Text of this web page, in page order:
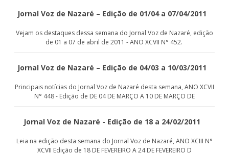
Jornal Voz de Nazaré – Edição de 01/04 a 07/04/2011
Vejam os destaques dessa semana do Jornal Voz de Nazaré, edição
de 01 a 07 de abril de 2011 - ANO XCVII N° 452.
Jornal Voz de Nazaré – Edição de 04/03 a 10/03/2011
Principais notícias do Jornal Voz de Nazaré desta semana, ANO XCVII
N° 448 - Edição de DE 04 DE MARÇO A 10 DE MARÇO DE
Jornal Voz de Nazaré - Edição de 18 a 24/02/2011
Leia na edição desta semana do Jornal Voz de Nazaré, ANO XCIII N°
XCVII Edição de 18 DE FEVEREIRO A 24 DE FEVEREIRO D